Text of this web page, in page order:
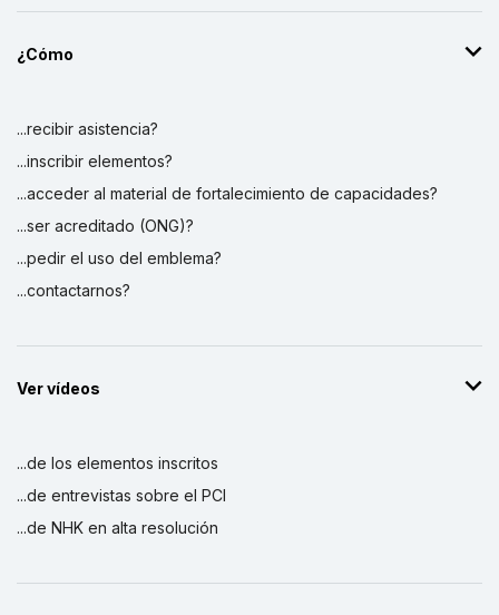
¿Cómo
...recibir asistencia?
...inscribir elementos?
...acceder al material de fortalecimiento de capacidades?
...ser acreditado (ONG)?
...pedir el uso del emblema?
...contactarnos?
Ver vídeos
...de los elementos inscritos
...de entrevistas sobre el PCI
...de NHK en alta resolución